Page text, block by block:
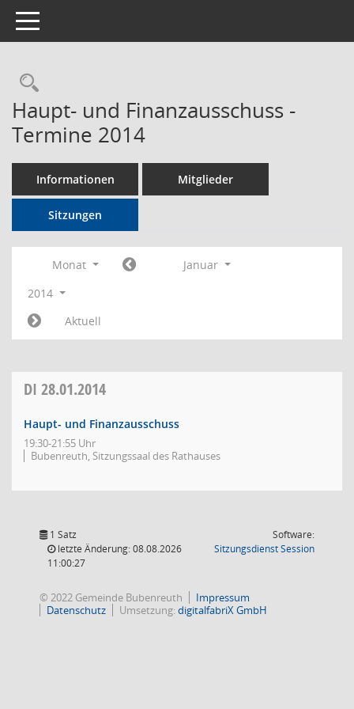
Toggle navigation
Rechercheauswahl
Haupt- und Finanzausschuss -
Termine 2014
Informationen Mitglieder
Sitzungen
Monat
Januar
2014
Aktuell
DI 28.01.2014
Haupt- und Finanzausschuss
19:30-21:55 Uhr
Bubenreuth, Sitzungssaal des Rathauses
1 Satz
letzte Änderung: 08.08.2026
11:00:27
Software:
SitzungsdienstSession(Wird in
© 2022 Gemeinde Bubenreuth
Impressum
Datenschutz
Umsetzung:digitalfabriX GmbH